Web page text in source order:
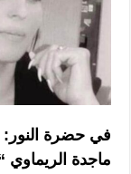
في حضرة النور:
ماجدة